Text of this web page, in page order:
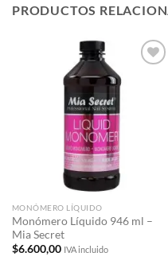
PRODUCTOS
MONÓMERO LÍQUIDO
Monómero Líquido 946 ml –
Mia Secret
$6.600,00 IVA incluido